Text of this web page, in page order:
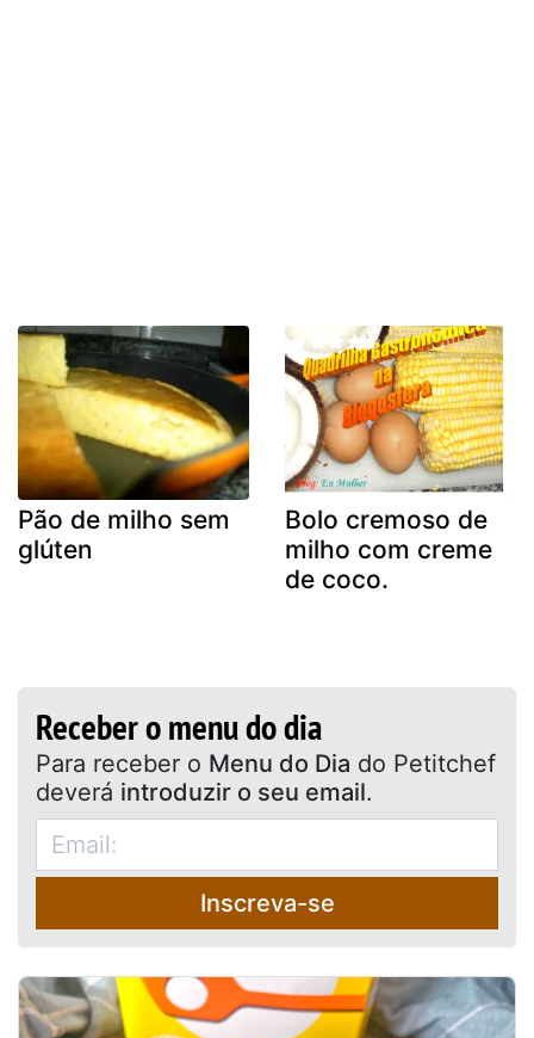
Pão de milho sem
glúten
Bolo cremoso de
milho com creme
de coco.
Receber o menu do dia
Para receber o Menu do Dia do Petitchef
deverá introduzir o seu email.
Inscreva-se